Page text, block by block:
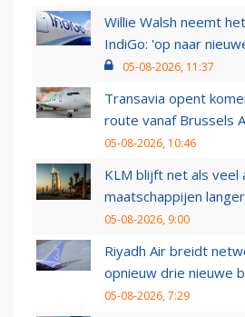
Willie Walsh neemt
IndiGo: 'op naar
05-08-2026, 11:37
Transavia opent
route vanaf Brussels
05-08-2026, 10:46
KLM blijft net als veel
maatschappijen
05-08-2026, 9:00
Riyadh Air breidt
opnieuw drie nieuwe
05-08-2026, 7:29